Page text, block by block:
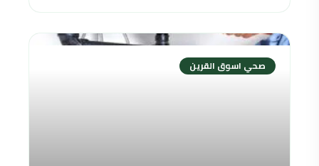
صحي اسوق القرين